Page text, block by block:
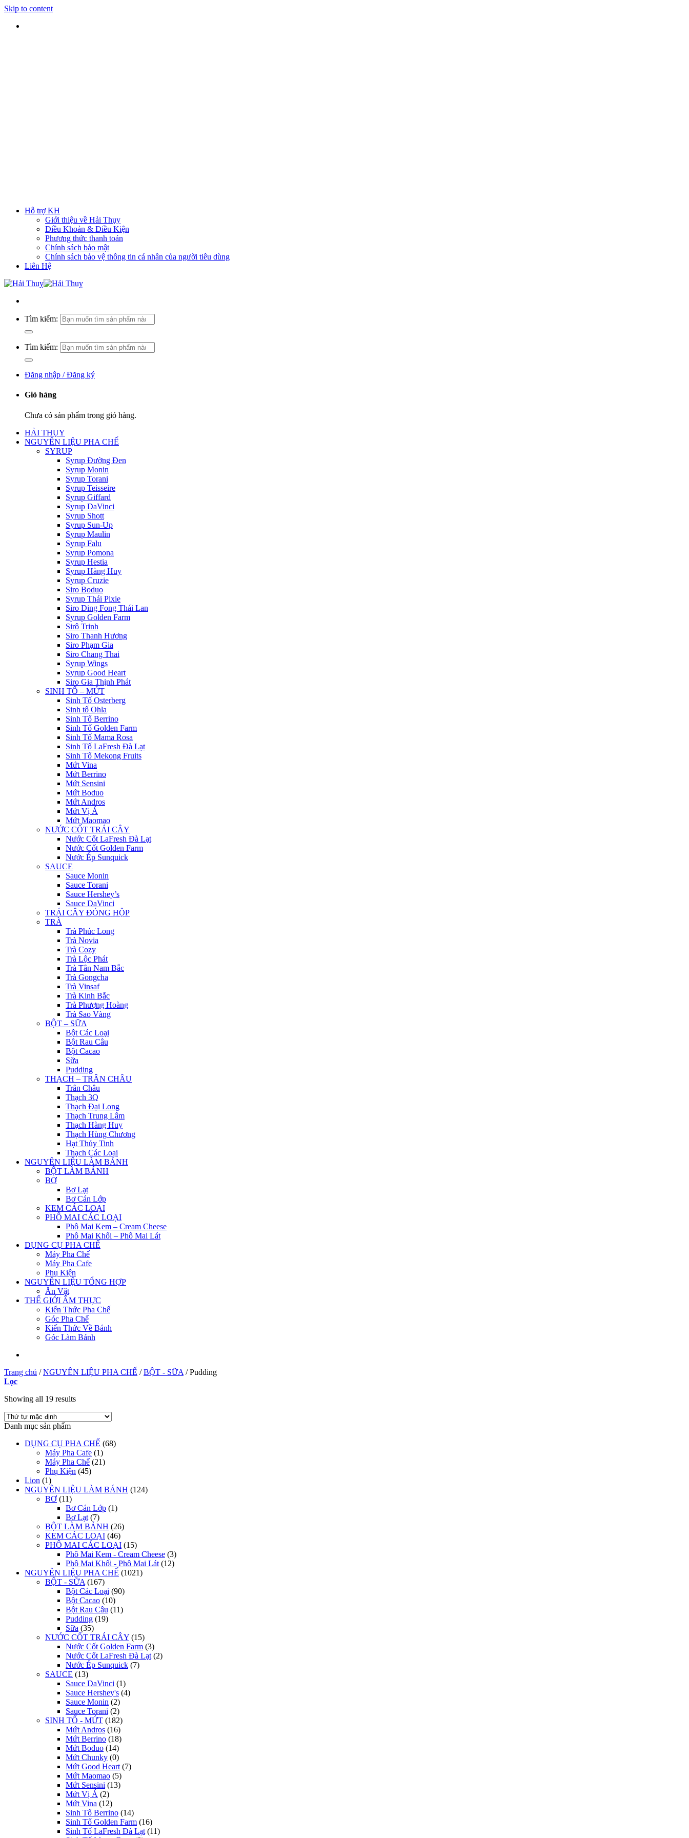
Skip to content
Hỗ trợ KH
Giới thiệu về Hải Thụy
Điều Khoản & Điều Kiện
Phương thức thanh toán
Chính sách bảo mật
Chính sách bảo vệ thông tin cá nhân của người tiêu dùng
Liên Hệ
Tìm kiếm:
Tìm kiếm:
Đăng nhập / Đăng ký
Giỏ hàng
Chưa có sản phẩm trong giỏ hàng.
HẢI THỤY
NGUYÊN LIỆU PHA CHẾ
SYRUP
Syrup Đường Đen
Syrup Monin
Syrup Torani
Syrup Teisseire
Syrup Giffard
Syrup DaVinci
Syrup Shott
Syrup Sun-Up
Syrup Maulin
Syrup Falu
Syrup Pomona
Syrup Hestia
Syrup Hàng Huy
Syrup Cruzie
Siro Boduo
Syrup Thái Pixie
Siro Ding Fong Thái Lan
Syrup Golden Farm
Sirô Trinh
Siro Thanh Hương
Siro Phạm Gia
Siro Chang Thai
Syrup Wings
Syrup Good Heart
Siro Gia Thịnh Phát
SINH TỐ – MỨT
Sinh Tố Osterberg
Sinh tố Ohla
Sinh Tố Berrino
Sinh Tố Golden Farm
Sinh Tố Mama Rosa
Sinh Tố LaFresh Đà Lạt
Sinh Tố Mekong Fruits
Mứt Vina
Mứt Berrino
Mứt Sensini
Mứt Boduo
Mứt Andros
Mứt Vị Á
Mứt Maomao
NƯỚC CỐT TRÁI CÂY
Nước Cốt LaFresh Đà Lạt
Nước Cốt Golden Farm
Nước Ép Sunquick
SAUCE
Sauce Monin
Sauce Torani
Sauce Hershey’s
Sauce DaVinci
TRÁI CÂY ĐÓNG HỘP
TRÀ
Trà Phúc Long
Trà Novia
Trà Cozy
Trà Lộc Phát
Trà Tân Nam Bắc
Trà Gongcha
Trà Vinsaf
Trà Kinh Bắc
Trà Phượng Hoàng
Trà Sao Vàng
BỘT – SỮA
Bột Các Loại
Bột Rau Câu
Bột Cacao
Sữa
Pudding
THẠCH – TRÂN CHÂU
Trân Châu
Thạch 3Q
Thạch Đại Long
Thạch Trung Lâm
Thạch Hàng Huy
Thạch Hùng Chương
Hạt Thủy Tinh
Thạch Các Loại
NGUYÊN LIỆU LÀM BÁNH
BỘT LÀM BÁNH
BƠ
Bơ Lạt
Bơ Cán Lớp
KEM CÁC LOẠI
PHÔ MAI CÁC LOẠI
Phô Mai Kem – Cream Cheese
Phô Mai Khối – Phô Mai Lát
DỤNG CỤ PHA CHẾ
Máy Pha Chế
Máy Pha Cafe
Phụ Kiện
NGUYÊN LIỆU TỔNG HỢP
Ăn Vặt
THẾ GIỚI ẨM THỰC
Kiến Thức Pha Chế
Góc Pha Chế
Kiến Thức Về Bánh
Góc Làm Bánh
Trang chủ / NGUYÊN LIỆU PHA CHẾ / BỘT - SỮA /Pudding
Lọc
Showing all 19 results
Danh mục sản phẩm
DỤNG CỤ PHA CHẾ (68)
Máy Pha Cafe (1)
Máy Pha Chế (21)
Phụ Kiện (45)
Lion (1)
NGUYÊN LIỆU LÀM BÁNH (124)
BƠ (11)
Bơ Cán Lớp (1)
Bơ Lạt (7)
BỘT LÀM BÁNH (26)
KEM CÁC LOẠI (46)
PHÔ MAI CÁC LOẠI (15)
Phô Mai Kem - Cream Cheese (3)
Phô Mai Khối - Phô Mai Lát (12)
NGUYÊN LIỆU PHA CHẾ (1021)
BỘT - SỮA (167)
Bột Các Loại (90)
Bột Cacao (10)
Bột Rau Câu (11)
Pudding (19)
Sữa (35)
NƯỚC CỐT TRÁI CÂY (15)
Nước Cốt Golden Farm (3)
Nước Cốt LaFresh Đà Lạt (2)
Nước Ép Sunquick (7)
SAUCE (13)
Sauce DaVinci (1)
Sauce Hershey's (4)
Sauce Monin (2)
Sauce Torani (2)
SINH TỐ - MỨT (182)
Mứt Andros (16)
Mứt Berrino (18)
Mứt Boduo (14)
Mứt Chunky (0)
Mứt Good Heart (7)
Mứt Maomao (5)
Mứt Sensini (13)
Mứt Vị Á (2)
Mứt Vina (12)
Sinh Tố Berrino (14)
Sinh Tố Golden Farm (16)
Sinh Tố LaFresh Đà Lạt (11)